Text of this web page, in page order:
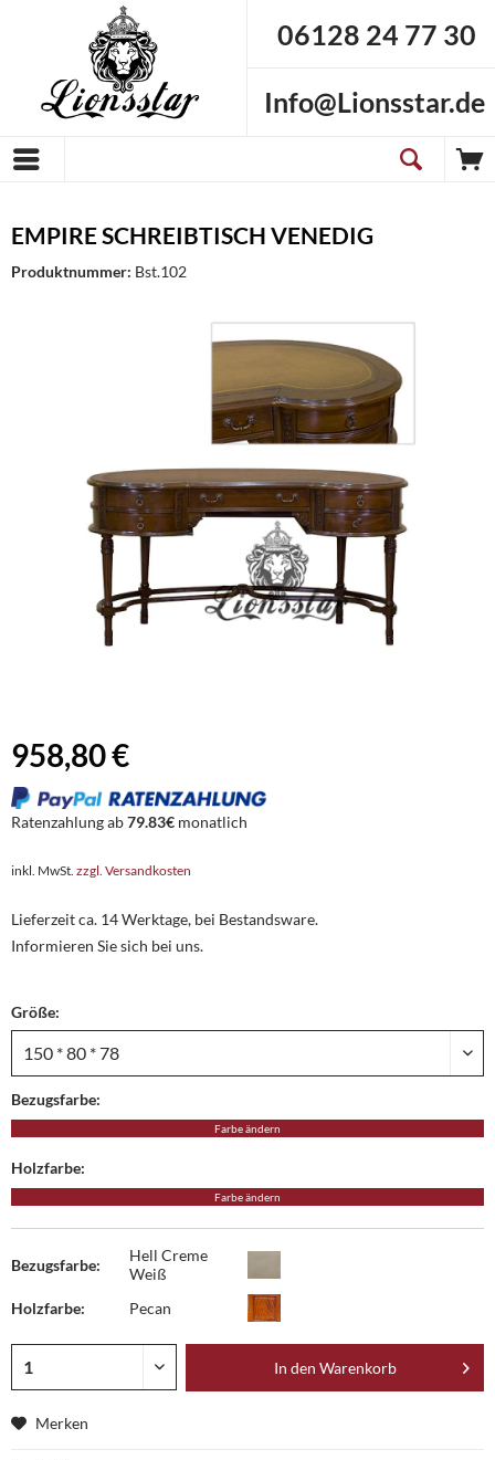
06128 24 77 30
Info@Lionsstar.de
EMPIRE SCHREIBTISCH VENEDIG
Produktnummer: Bst.102
958,80 €
Ratenzahlung ab79.83€ monatlich
inkl. MwSt. zzgl. Versandkosten
Lieferzeit ca. 14 Werktage, bei Bestandsware.
Informieren Sie sich bei uns.
Größe:
Bezugsfarbe:
Farbe ändern
Holzfarbe:
Farbe ändern
Bezugsfarbe:
Hell Creme
Weiß
Holzfarbe:
Pecan
In den Warenkorb
Merken